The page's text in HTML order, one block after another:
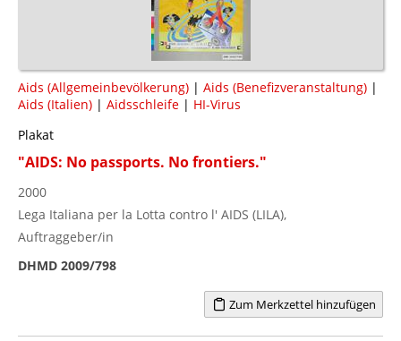
Aids (Allgemeinbevölkerung) | Aids (Benefizveranstaltung) |
Aids (Italien) | Aidsschleife | HI-Virus
Plakat
"AIDS: No passports. No frontiers."
2000
Lega Italiana per la Lotta contro l' AIDS (LILA),
Auftraggeber/in
DHMD 2009/798
Zum Merkzettel hinzufügen